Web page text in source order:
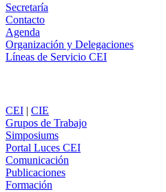
Secretaría
Contacto
Agenda
Organización y Delegaciones
Líneas de Servicio CEI
CEI | CIE
Grupos de Trabajo
Simposiums
Portal Luces CEI
Comunicación
Publicaciones
Formación